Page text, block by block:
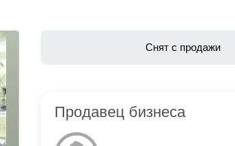
Снят с продажи
Продавец бизнеса